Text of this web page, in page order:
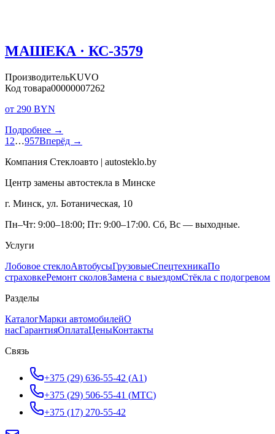
МАШЕКА · КС-3579
ПроизводительKUVO
Код товара00000007262
от 290 BYN
Подробнее →
1 2…957Вперёд →
Компания Стеклоавто | autosteklo.by
Центр замены автостекла в Минске
г. Минск, ул. Ботаническая, 10
Пн–Чт: 9:00–18:00; Пт: 9:00–17:00. Сб, Вс — выходные.
Услуги
Лобовое стеклоАвтобусыГрузовыеСпецтехникаПо
страховкеРемонт сколовЗамена с выездомСтёкла с подогревом
Разделы
КаталогМарки автомобилейО
насГарантияОплатаЦеныКонтакты
Связь
+375 (29) 636-55-42 (A1)
+375 (29) 506-55-41 (МТС)
+375 (17) 270-55-42